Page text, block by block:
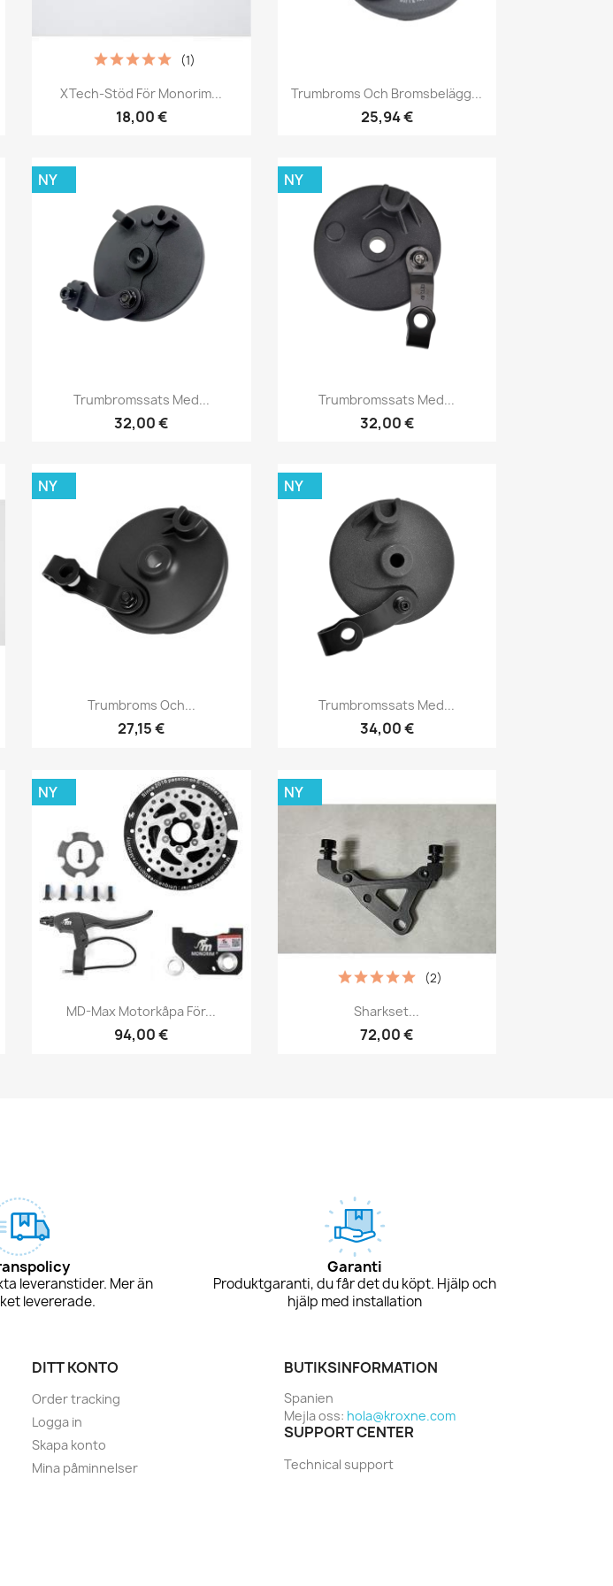
Snabbvy
XTech-Stöd För Monorim...
18,00 €
(1)
Snabbvy
Trumbroms Och Bromsbelägg...
25,94 €
Snabbvy
Trumbromssats Med...
32,00 €
NY
Snabbvy
Trumbromssats Med...
32,00 €
NY
Snabbvy
Trumbroms Och...
27,15 €
NY
Snabbvy
Trumbromssats Med...
34,00 €
NY
Snabbvy
MD-Max Motorkåpa För...
94,00 €
NY
Snabbvy
Sharkset...
72,00 €
(2)
NY
leveranstider. Mer än
levererade.
Garanti
Produktgaranti, du får det du köpt. Hjälp och
hjälp med installation
DITT KONTO
Order tracking
Logga in
Skapa konto
Mina påminnelser
BUTIKSINFORMATION
Spanien
Mejla oss: hola@kroxne.com
SUPPORT CENTER
Technical support